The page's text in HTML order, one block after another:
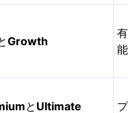
Growth
能
と Ultimate